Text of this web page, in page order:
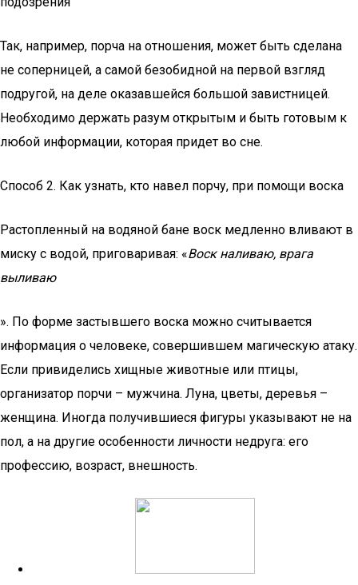
Так, например, порча на отношения, может быть сделана
не соперницей, а самой безобидной на первой взгляд
подругой, на деле оказавшейся большой завистницей.
Необходимо держать разум открытым и быть готовым к
любой информации, которая придет во сне.
Способ 2. Как узнать, кто навел порчу, при помощи воска
Растопленный на водяной бане воск медленно вливают в
миску с водой, приговаривая: «Воск наливаю, врага
выливаю
». По форме застывшего воска можно считывается
информация о человеке, совершившем магическую атаку.
Если привиделись хищные животные или птицы,
организатор порчи – мужчина. Луна, цветы, деревья –
женщина. Иногда получившиеся фигуры указывают не на
пол, а на другие особенности личности недруга: его
профессию, возраст, внешность.